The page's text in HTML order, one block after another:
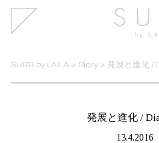
SURR by LAILA > Diary> 発展と進化 /
発展と進化 /
13.4.2016